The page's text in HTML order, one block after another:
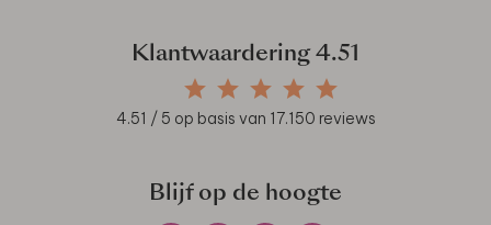
Klantwaardering 4.51
4.51 / 5 op basis van 17.150 reviews
Blijf op de hoogte